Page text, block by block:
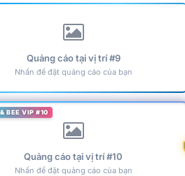
Quảng cáo tại vị trí #9
Nhấn để đặt quảng cáo của bạn
BEE VIP #10
Quảng cáo tại vị trí #10
Nhấn để đặt quảng cáo của bạn